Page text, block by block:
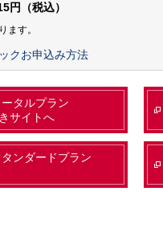
円（税込）
ます。
クお申込み方法
タルプラン
サイトへ
ンダードプラン